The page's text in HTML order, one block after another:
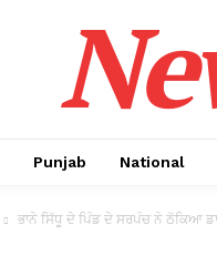
Punjab National
ਭਾਨੇ ਸਿੱਧੂ ਦੇ ਪਿੰਡ ਦੇ ਸਰਪੰਚ ਨੇ ਠੋਕਿਆ